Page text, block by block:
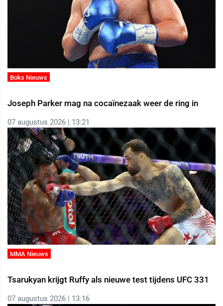
Boks Nieuws
Joseph Parker mag na cocaïnezaak weer de ring in
07 augustus 2026 | 13:21
MMA Nieuws
Tsarukyan krijgt Ruffy als nieuwe test tijdens UFC 331
07 augustus 2026 | 13:16